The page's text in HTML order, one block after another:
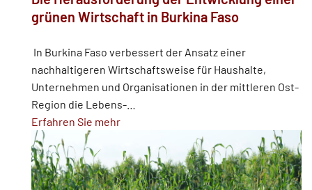
grünen Wirtschaft in Burkina Faso
In Burkina Faso verbessert der Ansatz einer
nachhaltigeren Wirtschaftsweise für Haushalte,
Unternehmen und Organisationen in der mittleren Ost-
Region die Lebens-
Erfahren Sie mehr